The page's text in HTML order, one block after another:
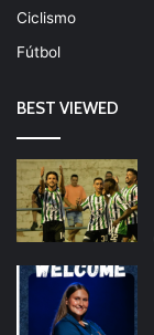
Ciclismo
Fútbol
BEST VIEWED